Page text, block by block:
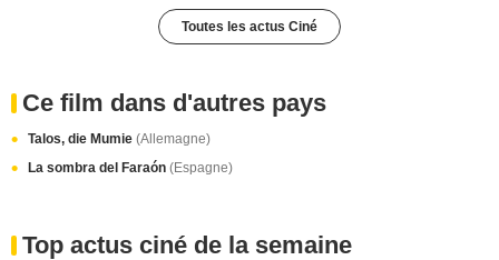
Toutes les actus Ciné
Ce film dans d'autres pays
Talos, die Mumie (Allemagne)
La sombra del Faraón (Espagne)
Top actus ciné de la semaine